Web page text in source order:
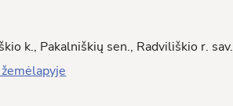
k., Pakalniškių sen., Radviliškio r. sav.